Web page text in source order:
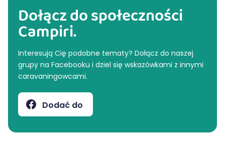
Dołącz do społeczności
Campiri.
Interesują Cię podobne tematy? Dołącz do naszej
grupy na Facebooku i dziel się wskazówkami z innymi
caravaningowcami.
Dodać do